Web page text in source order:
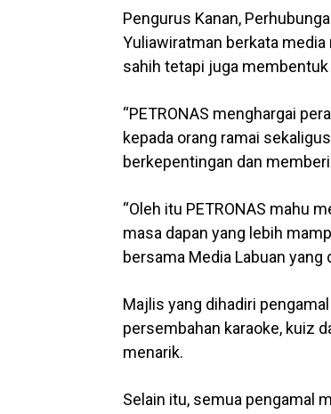
Pengurus Kanan,
Yuliawiratman berkata
sahih tetapi juga
“PETRONAS menghargai
kepada orang ramai
berkepentingan dan
“Oleh itu PETRONAS mahu
masa dapan yang lebih
bersama Media Labuan
Majlis yang dihadiri
persembahan karaoke, kuiz
menarik.
Selain itu, semua pengamal